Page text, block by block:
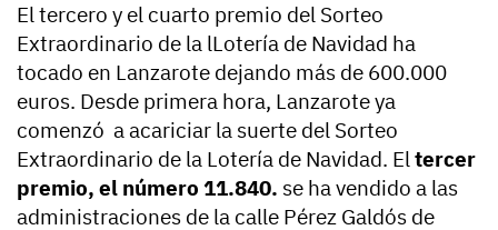
El tercero y el cuarto premio del Sorteo
Extraordinario de la lLotería de Navidad ha
tocado en Lanzarote dejando más de 600.000
euros. Desde primera hora, Lanzarote ya
comenzó a acariciar la suerte del Sorteo
Extraordinario de la Lotería de Navidad. Eltercer
premio, el número 11.840. se ha vendido a las
administraciones de la calle Pérez Galdós de